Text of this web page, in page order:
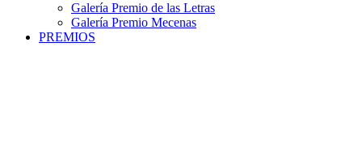
Galería Premio de las Letras
Galería Premio Mecenas
PREMIOS